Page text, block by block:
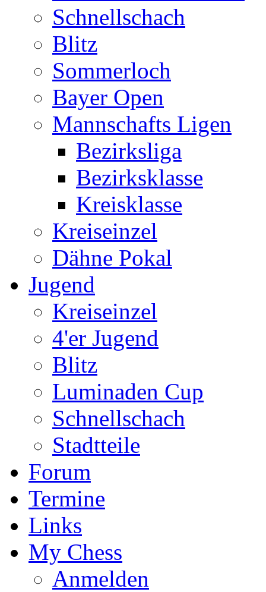
Schnellschach
Blitz
Sommerloch
Bayer Open
Mannschafts Ligen
Bezirksliga
Bezirksklasse
Kreisklasse
Kreiseinzel
Dähne Pokal
Jugend
Kreiseinzel
4'er Jugend
Blitz
Luminaden Cup
Schnellschach
Stadtteile
Forum
Termine
Links
My Chess
Anmelden